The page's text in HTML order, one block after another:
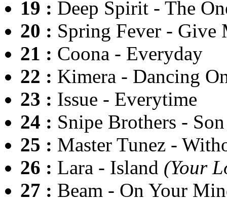
19 : Deep Spirit - The
20 : Spring Fever - Give
21 : Coona - Everyday
22 : Kimera - Dancing
23 : Issue - Everytime
24 : Snipe Brothers -
25 : Master Tunez -
26 : Lara - Island (Your
27 : Beam - On Your